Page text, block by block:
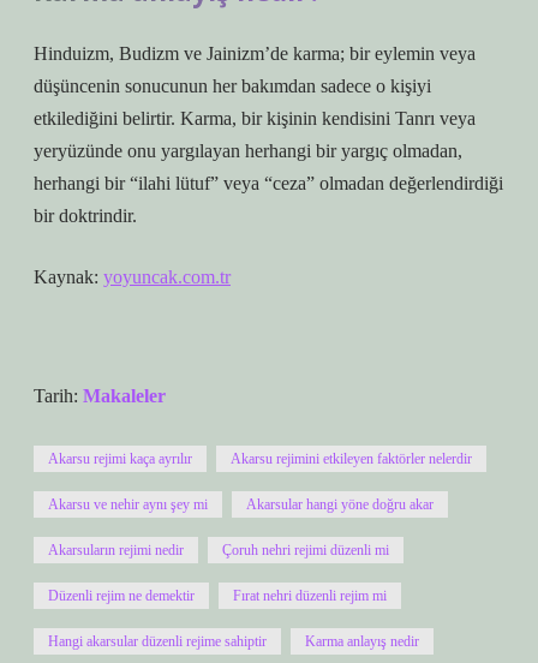
Hinduizm, Budizm ve Jainizm’de karma; bir eylemin veya
düşüncenin sonucunun her bakımdan sadece o kişiyi
etkilediğini belirtir. Karma, bir kişinin kendisini Tanrı veya
yeryüzünde onu yargılayan herhangi bir yargıç olmadan,
herhangi bir “ilahi lütuf” veya “ceza” olmadan değerlendirdiği
bir doktrindir.
Kaynak: yoyuncak.com.tr
Tarih: Makaleler
Akarsu rejimi kaça ayrılır Akarsu rejimini etkileyen faktörler nelerdir
Akarsu ve nehir aynı şey mi Akarsular hangi yöne doğru akar
Akarsuların rejimi nedir Çoruh nehri rejimi düzenli mi
Düzenli rejim ne demektir Fırat nehri düzenli rejim mi
Hangi akarsular düzenli rejime sahiptir Karma anlayış nedir